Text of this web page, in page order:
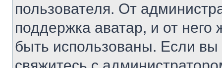
пользователя. От
поддержка аватар, и от него
быть использованы. Если